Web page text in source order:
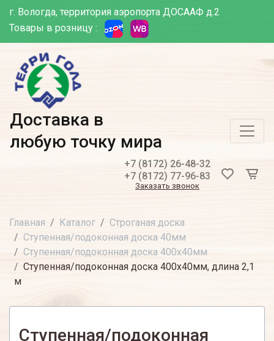
г. Вологда, территория аэропорта ДОСААФ д.2
Товары в розницу :
Доставка в
любую точку мира
+7 (8172) 26-48-32
+7 (8172) 77-96-83
Заказать звонок
Главная Каталог
Строганая доска
Ступенная/подоконная доска 40мм
Ступенная/подоконная доска 400х40мм
Ступенная/подоконная доска 400х40мм, длина 2,1
м
Ступенная/подоконная